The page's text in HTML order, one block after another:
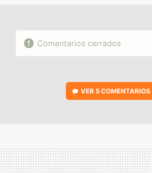
Comentarios cerrados
VER 5 COMENTARIOS